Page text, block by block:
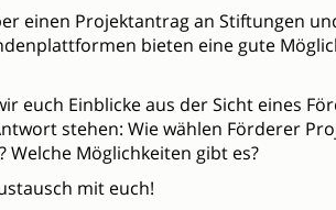
einen Projektantrag an Stiftungen
bieten eine gute
euch Einblicke aus der Sicht eines
stehen: Wie wählen Förderer
Möglichkeiten gibt es?
mit euch!